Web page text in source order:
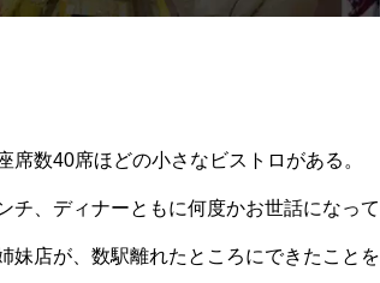
数40席ほどの小さなビストロがある。
チ、ディナーともに何度かお世話になって
妹店が、数駅離れたところにできたことを